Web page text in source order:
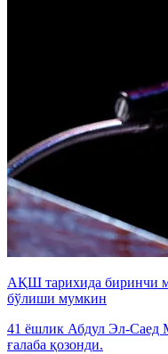
АҚШ тарихида биринчи
бўлиши мумкин
41 ёшлик Абдул Эл-Саед
ғалаба қозонди.